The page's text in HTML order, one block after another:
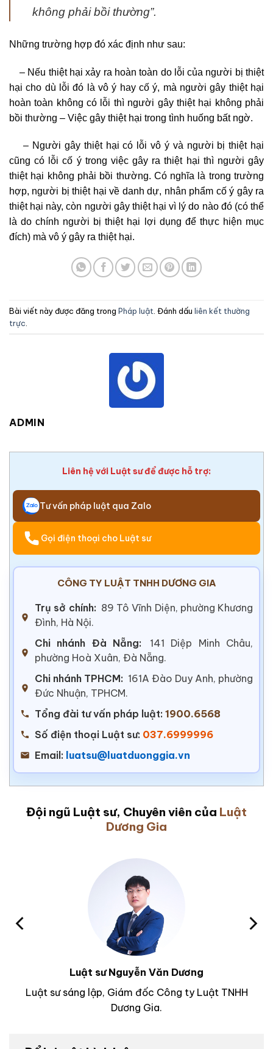
không phải bồi thường”.
Những trường hợp đó xác định như sau:
– Nếu thiệt hại xảy ra hoàn toàn do lỗi của người bị thiệt
hại cho dù lỗi đó là vô ý hay cố ý, mà người gây thiệt hại
hoàn toàn không có lỗi thì người gây thiệt hại không phải
bồi thường – Việc gây thiệt hại trong tình huống bất ngờ.
– Người gây thiệt hại có lỗi vô ý và người bị thiệt hại
cũng có lỗi cố ý trong việc gây ra thiệt hại thì người gây
thiệt hại không phải bồi thường. Có nghĩa là trong trường
hợp, người bị thiệt hại về danh dự, nhân phẩm cố ý gây ra
thiệt hại này, còn người gây thiệt hại vì lý do nào đó (có thể
là do chính người bị thiệt hại lợi dụng để thực hiện mục
đích) mà vô ý gây ra thiệt hại.
Bài viết này được đăng trong Pháp luật . Đánh dấu liên kết thường
trực
ADMIN
Liên hệ với Luật sư để được hỗ trợ:
Tư vấn pháp luật qua Zalo
Gọi điện thoại cho Luật sư
CÔNG TY LUẬT TNHH DƯƠNG GIA
Trụ sở chính: 89 Tô Vĩnh Diện, phường Khương
Đình, Hà Nội.
Chi nhánh Đà Nẵng:
141 Diệp Minh Châu,
phường Hoà Xuân, Đà Nẵng.
Chi nhánh TPHCM: 161A Đào Duy Anh, phường
Đức Nhuận, TPHCM.
Tổng đài tư vấn pháp luật: 1900.6568
Số điện thoại Luật sư: 037.6999996
Email: luatsu@luatduonggia.vn
Đội ngũ Luật sư, Chuyên viên của Luật
Dương Gia
Luật sư Nguyễn Văn Dương
Luật sư sáng lập, Giám đốc Công ty Luật TNHH
Dương Gia.